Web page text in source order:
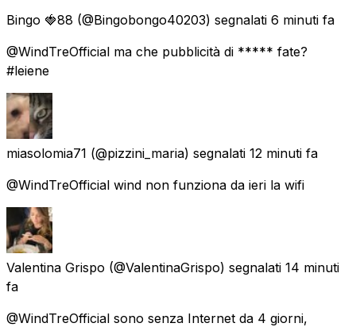
Bingo 🍓88 (@Bingobongo40203) segnalati 6 minuti fa
@WindTreOfficial ma che pubblicità di ***** fate?
#leiene
miasolomia71 (@pizzini_maria) segnalati 12 minuti fa
@WindTreOfficial wind non funziona da ieri la wifi
Valentina Grispo (@ValentinaGrispo) segnalati 14 minuti
fa
@WindTreOfficial sono senza Internet da 4 giorni,